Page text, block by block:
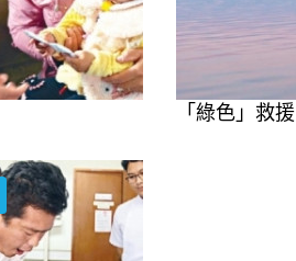
「綠色」救援